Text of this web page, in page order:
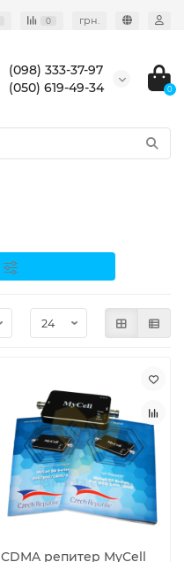
0 грн.
(098) 333-37-97
(050) 619-49-34
0
CDMA репитер MyCell